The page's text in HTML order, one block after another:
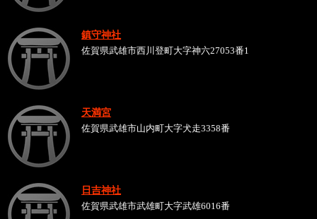
鎮守神社
佐賀県武雄市西川登町大字神六27053番1
天満宮
佐賀県武雄市山内町大字犬走3358番
日吉神社
佐賀県武雄市武雄町大字武雄6016番